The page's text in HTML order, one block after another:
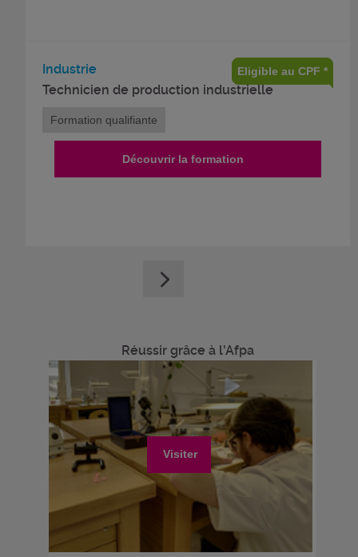
Industrie
Technicien de production industrielle
Eligible au CPF *
Formation qualifiante
Découvrir la formation
Réussir grâce à l'Afpa
Visiter